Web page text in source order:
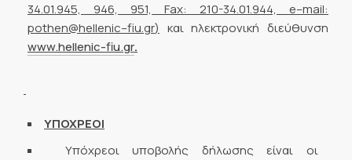
34.01.945, 946, 951, Fax: 210-34.01.944, e–mail:
pothen@hellenic–fiu.gr) και ηλεκτρονική διεύθυνση
www.hellenic-fiu.gr.
ΥΠΟΧΡΕΟΙ
Υπόχρεοι υποβολής δήλωσης είναι οι